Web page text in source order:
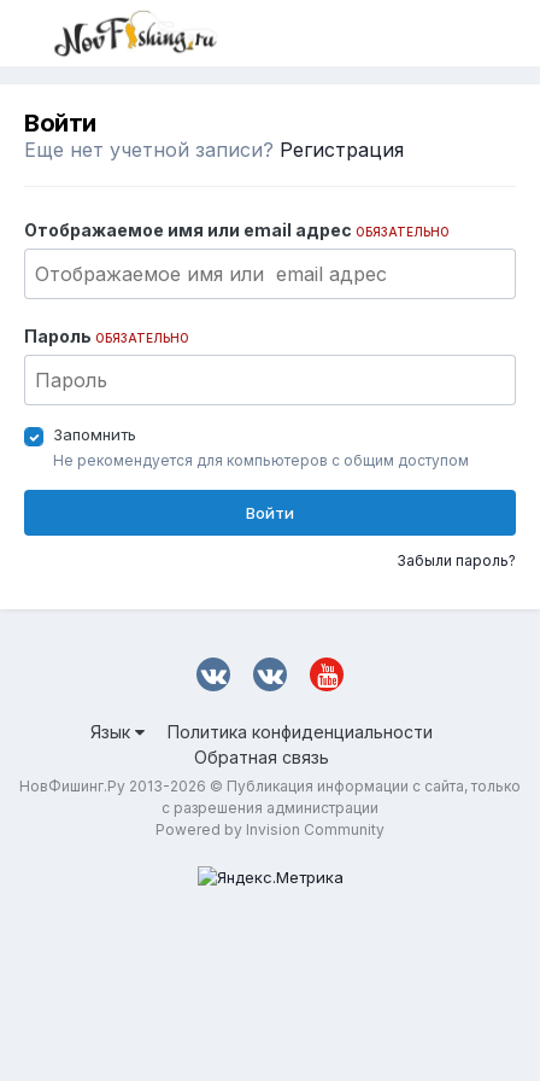
Войти
Еще нет учетной записи? Регистрация
Отображаемое имя или email адрес ОБЯЗАТЕЛЬНО
Пароль ОБЯЗАТЕЛЬНО
Запомнить
Не рекомендуется для компьютеров с общим доступом
Войти
Забыли пароль?
Язык
Политика конфиденциальности
Обратная связь
НовФишинг.Ру 2013-2026 © Публикация информации с сайта, только
с разрешения администрации
Powered by Invision Community